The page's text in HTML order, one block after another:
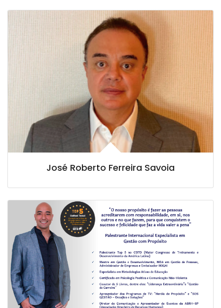
José Roberto Ferreira Savoia